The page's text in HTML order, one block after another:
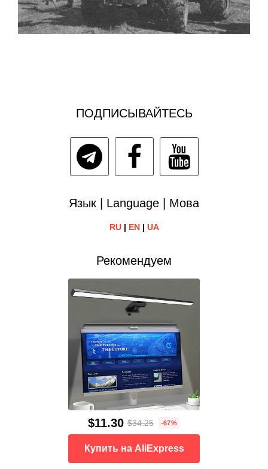
ПОДПИСЫВАЙТЕСЬ
Язык | Language | Мова
RU| EN| UA
Рекомендуем
$11.30 $34.25 -67%
Купить на AliExpress